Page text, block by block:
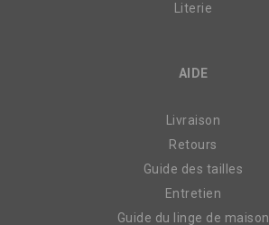
Literie
AIDE
Livraison
Retours
Guide des tailles
Entretien
Guide du linge de maison